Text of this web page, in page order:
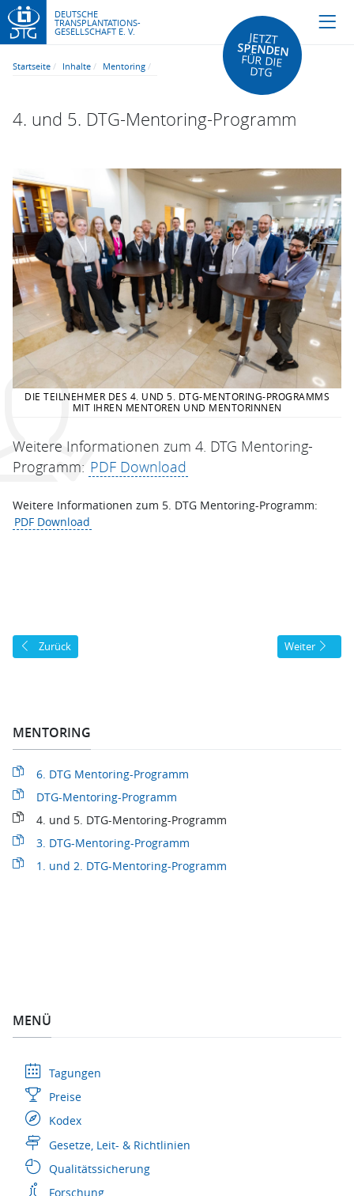
DEUTSCHE
TRANSPLANTATIONS-
GESELLSCHAFT E. V. JETZT
SPENDEN
FÜR DIE
DTG
Startseite Inhalte Mentoring
4. und 5. DTG-Mentoring-Programm
DIE TEILNEHMER DES 4. UND 5. DTG-MENTORING-PROGRAMMS
MIT IHREN MENTOREN UND MENTORINNEN
Weitere Informationen zum 4. DTG Mentoring-
Programm: PDF Download
Weitere Informationen zum 5. DTG Mentoring-Programm:
PDF Download
Vorheriger Beitrag: DTG-Mentoring-Programm
Zurück Nächster
Weiter
MENTORING
6. DTG Mentoring-Programm
DTG-Mentoring-Programm
4. und 5. DTG-Mentoring-Programm
3. DTG-Mentoring-Programm
1. und 2. DTG-Mentoring-Programm
MENÜ
Tagungen
Preise
Kodex
Gesetze, Leit- & Richtlinien
Qualitätssicherung
Forschung